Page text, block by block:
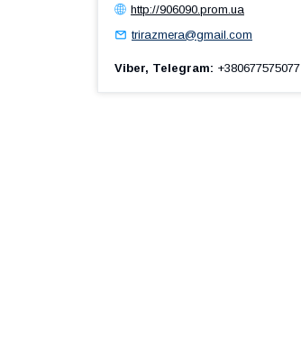
http://906090.prom.ua
trirazmera@gmail.com
Viber, Telegram +380677575077